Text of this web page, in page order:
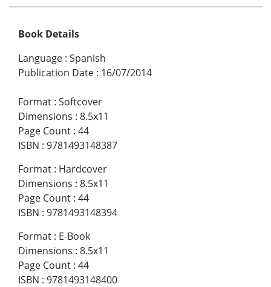
Book Details
Language : Spanish
Publication Date : 16/07/2014
Format : Softcover
Dimensions : 8.5x11
Page Count : 44
ISBN : 9781493148387
Format : Hardcover
Dimensions : 8.5x11
Page Count : 44
ISBN : 9781493148394
Format : E-Book
Dimensions : 8.5x11
Page Count : 44
ISBN : 9781493148400